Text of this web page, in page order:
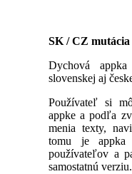
SK / CZ mutácia
Dychová
slovenskej aj
Používateľ si
appke a podľa
menia texty,
tomu je appka
používateľov a
samostatnú verziu.